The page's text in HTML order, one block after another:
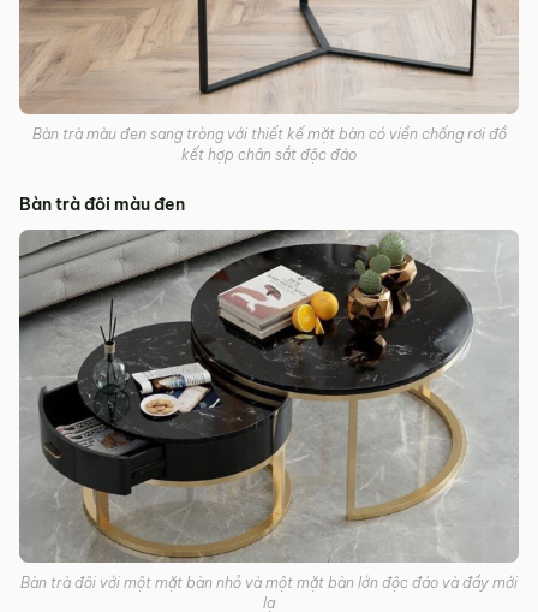
Bàn trà màu đen sang tròng với thiết kế mặt bàn có viền chống rơi đồ
kết hợp chân sắt độc đáo
Bàn trà đôi màu đen
Bàn trà đôi với một mặt bàn nhỏ và một mặt bàn lớn độc đáo và đầy mới
lạ